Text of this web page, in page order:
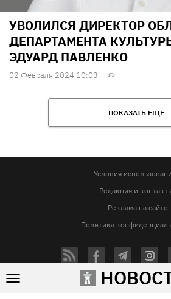
УВОЛИЛСЯ ДИРЕКТОР
ДЕПАРТАМЕНТА
ЭДУАРД ПАВЛЕНКО
02 Февраля 2024 10:03
ПОКАЗАТЬ ЕЩЕ
Условия
Редакция и
Реклама на сайте
Политика
Использование материалов Vgorode.ua разрешается только при
систем гиперссылки на сайт vgorode.ua. Гиперссылка обязательна